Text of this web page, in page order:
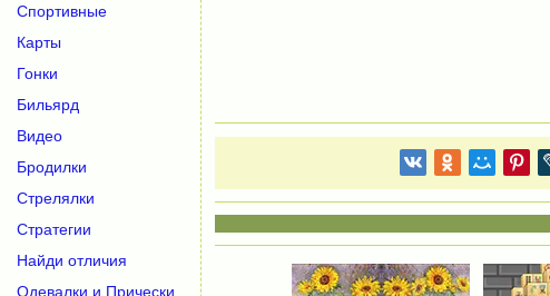
Спортивные
Карты
Гонки
Бильярд
Видео
Бродилки
Стрелялки
Стратегии
Найди отличия
Одевалки и Прически